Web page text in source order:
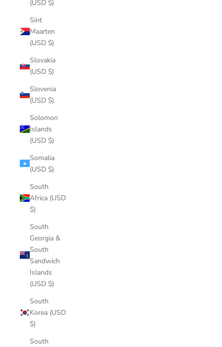
(USD $)
Sint
Maarten
(USD $)
Slovakia
(USD $)
Slovenia
(USD $)
Solomon
Islands
(USD $)
Somalia
(USD $)
South
Africa (USD
$)
South
Georgia &
South
Sandwich
Islands
(USD $)
South
Korea (USD
$)
South